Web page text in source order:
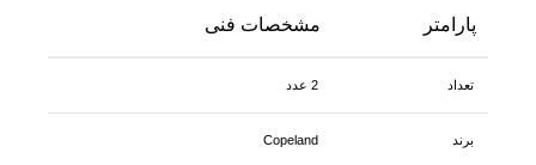
پارامتر مشخصات فنی
تعداد 2 عدد
برند Copeland